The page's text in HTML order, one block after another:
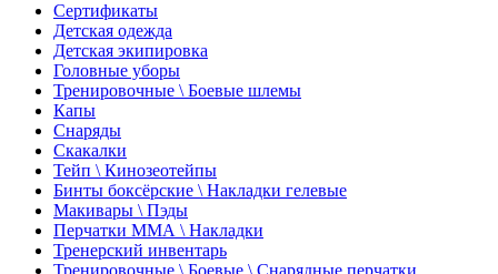
Сертификаты
Детская одежда
Детская экипировка
Головные уборы
Тренировочные \ Боевые шлемы
Капы
Снаряды
Скакалки
Тейп \ Кинозеотейпы
Бинты боксёрские \ Накладки гелевые
Макивары \ Пэды
Перчатки ММА \ Накладки
Тренерский инвентарь
Тренировочные \ Боевые \ Снарядные перчатки